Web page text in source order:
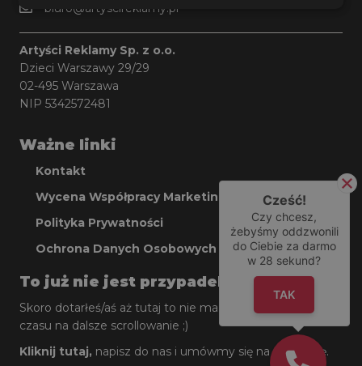
biuro@artyscireklamy.pl
Artyści Reklamy Sp. z o.o.
Dzieci Warszawy 29/29
02-495 Warszawa
NIP 5342572481
Ważne linki
Kontakt
Wycena Współpracy Marketingowej
Polityka Prywatności
Ochrona Danych Osobowych
To już nie jest przypadek.
Skoro dotarłeś/aś aż tutaj to nie ma sensu tracić więcej
czasu na dalsze scrollowanie ;)
Kliknij tutaj, napisz do nas i umówmy się na rozmowę.
Cześć!
Czy chcesz,
żebyśmy oddzwonili
do Ciebie za darmo
w 28 sekund?
TAK